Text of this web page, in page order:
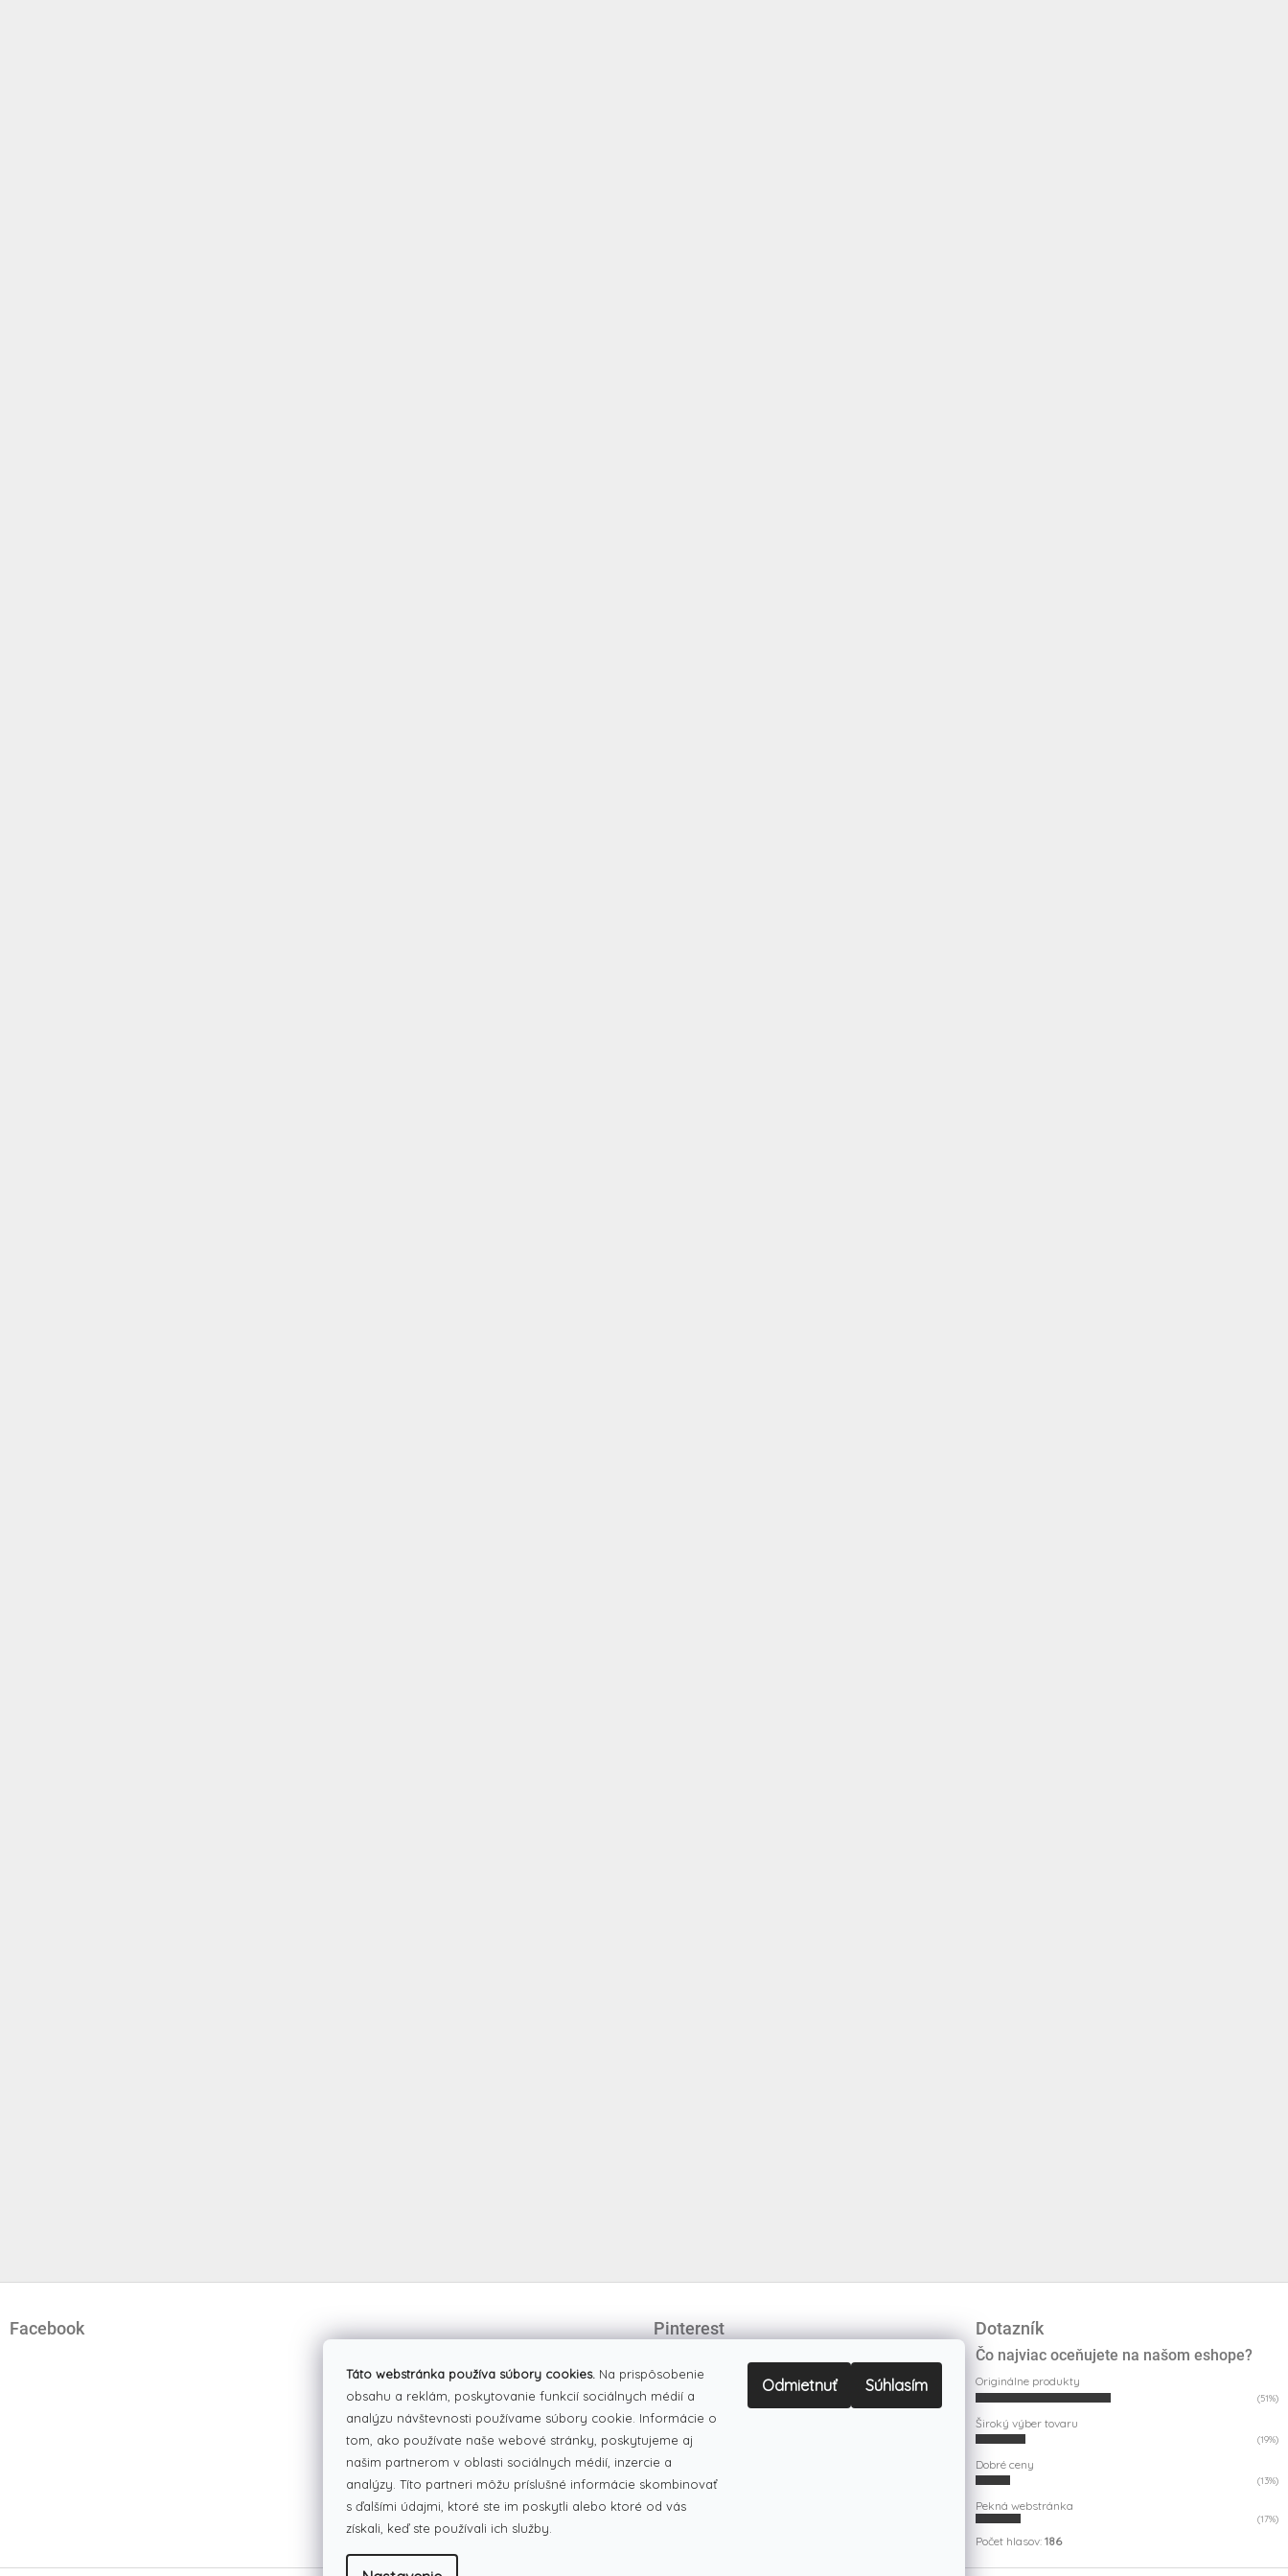
Táto webstránka používa súbory cookies. Na prispôsobenie
obsahu a reklám, poskytovanie funkcií sociálnych médií a
analýzu návštevnosti používame súbory cookie. Informácie o
tom, ako používate naše webové stránky, poskytujeme aj
našim partnerom v oblasti sociálnych médií, inzercie a
analýzy. Títo partneri môžu príslušné informácie skombinovať
s ďalšími údajmi, ktoré ste im poskytli alebo ktoré od vás
získali, keď ste používali ich služby.
Odmietnuť Súhlasím
Facebook Pinterest Dotazník
Čo najviac oceňujete na našom eshope?
Originálne produkty
(51%)
Široký výber tovaru
(19%)
Dobré ceny
(13%)
Pekná webstránka
(17%)
Počet hlasov: 186